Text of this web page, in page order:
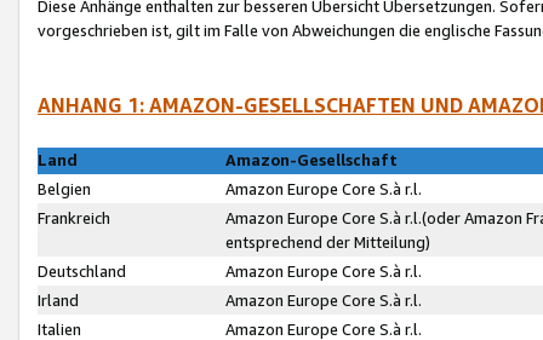
Diese Anhänge enthalten zur besseren Übersicht Übersetzungen.
vorgeschrieben ist, gilt im Falle von Abweichungen die englische
ANHANG 1: AMAZON-GESELLSCHAFTEN UND
Land
Amazon-Gesellschaft
Belgien
Amazon Europe Core S.à r.l.
Frankreich
Amazon Europe Core S.à r.l.(oder Amazon
entsprechend der Mitteilung)
Deutschland
Amazon Europe Core S.à r.l.
Irland
Amazon Europe Core S.à r.l.
Italien
Amazon Europe Core S.à r.l.